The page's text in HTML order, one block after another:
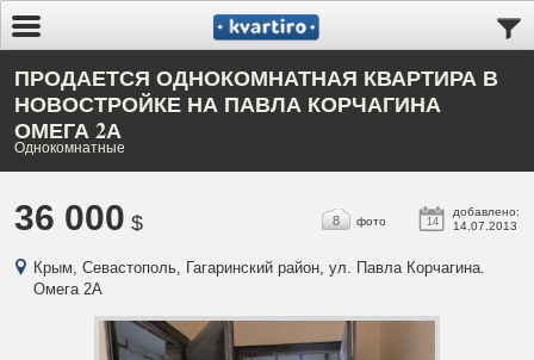
ПРОДАЕТСЯ ОДНОКОМНАТНАЯ КВАРТИРА В
НОВОСТРОЙКЕ НА ПАВЛА КОРЧАГИНА
ОМЕГА 2А
Однокомнатные
36 000 $ 14
добавлено:
14.07.2013
8 фото
Крым, Севастополь, Гагаринский район, ул. Павла Корчагина.
Омега 2А